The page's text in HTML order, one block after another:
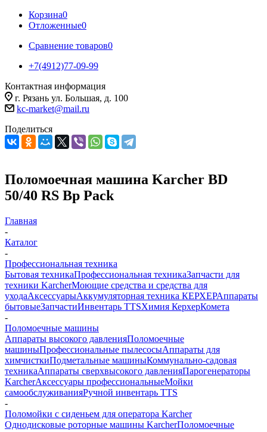
Корзина0
Отложенные0
Сравнение товаров0
+7(4912)77-09-99
Контактная информация
г. Рязань ул. Большая, д. 100
kc-market@mail.ru
Поделиться
Поломоечная машина Karcher BD
50/40 RS Bp Pack
Главная
-
Каталог
-
Профессиональная техника
Бытовая техникаПрофессиональная техникаЗапчасти для
техники KarcherМоющие средства и средства для
уходаАксессуарыАккумуляторная техника КЕРХЕРАппараты
бытовыеЗапчастиИнвентарь TTSХимия КерхерКомета
-
Поломоечные машины
Аппараты высокого давленияПоломоечные
машиныПрофессиональные пылесосыАппараты для
химчисткиПодметальные машиныКоммунально-садовая
техникаАппараты сверхвысокого давленияПарогенераторы
KarcherАксессуары профессиональныеМойки
самообслуживанияРучной инвентарь TTS
-
Поломойки с сиденьем для оператора Karcher
Однодисковые роторные машины KarcherПоломоечные